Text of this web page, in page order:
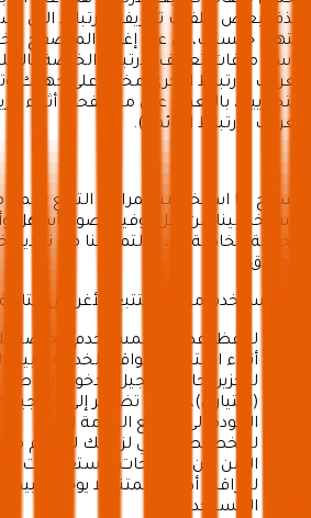
حذف بعض ملفات تعريف الارتباط التي
انتهاء جلستك، أي عند إغلاق المتصفح
باسم ملفات تعريف الارتباط الخاصة
تعريف الارتباط الأخرى مخزنة على جهازك
التجاريين، بالتعرف على متصفحك أثناء
تعريف الارتباط الدائمة).
يسمح لنا استخدامنا لمرافق التتبع
مستخدمينا من أجل توفير وصول أسهل
الخدمة الخاصة بنا، أو لتمكيننا من
الإطلاق.
نحن نستخدم مرافق التتبع للأغراض التالية:
لحفظ إعدادات المستخدم الخاصة
أثناء استخدام مواقع الخدمة، وبين
لتخزين حالة تسجيل الدخول
(اختياري)، حتى لا تضطر إلى تسجيل
العودة إلى مواقع الخدمة لاحقًا.
للتخصيص الفني لزيارتك لخوادم
الآمن بين الصفحات واستعلامات
لمراقبة أداء أنظمتنا (لا يوجد
المستخدم).